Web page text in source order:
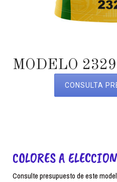
MODELO 2329
CONSULTA
COLORES A ELECCION
Consulte presupuesto de este